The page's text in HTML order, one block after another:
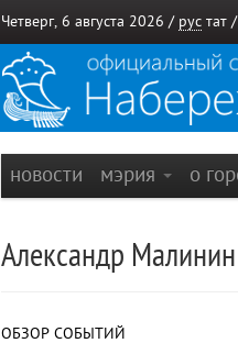
Четверг, 6 августа 2026 / рус тат /
новости мэрия о
Александр
ОБЗОР СОБЫТИЙ